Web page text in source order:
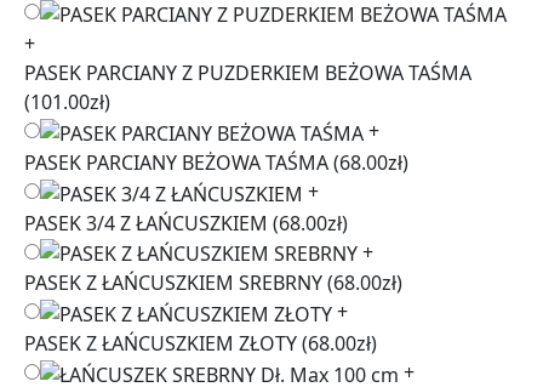
+
PASEK PARCIANY Z PUZDERKIEM BEŻOWA TAŚMA
(101.00zł)
+
PASEK PARCIANY BEŻOWA TAŚMA(68.00zł)
+
PASEK 3/4 Z ŁAŃCUSZKIEM (68.00zł)
+
PASEK Z ŁAŃCUSZKIEM SREBRNY(68.00zł)
+
PASEK Z ŁAŃCUSZKIEM ZŁOTY(68.00zł)
+